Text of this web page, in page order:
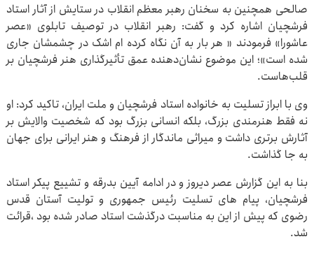
صالحی همچنین به سخنان رهبر معظم انقلاب در ستایش از آثار استاد
فرشچیان اشاره کرد و گفت: رهبر انقلاب در توصیف تابلوی «عصر
عاشورا» فرمودند « هر بار به آن نگاه کرده ام اشک در چشمشان جاری
شده است»؛ این موضوع نشان‌دهنده عمق تأثیرگذاری هنر فرشچیان بر
قلب‌هاست.
وی با ابراز تسلیت به خانواده استاد فرشچیان و ملت ایران، تاکید کرد: او
نه فقط هنرمندی بزرگ، بلکه انسانی بزرگ بود که شخصیت والایش بر
آثارش برتری داشت و میراثی ماندگار از فرهنگ و هنر ایرانی برای جهان
به جا گذاشت.
بنا به این گزارش عصر دیروز و در ادامه آیین بدرقه و تشییع پیکر استاد
فرشچیان، پیام های تسلیت رئیس جمهوری و تولیت آستان قدس
رضوی که پیش از این به مناسبت درگذشت استاد صادر شده بود ،قرائت
شد.